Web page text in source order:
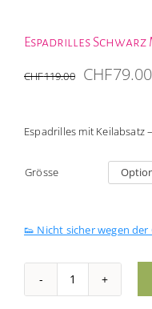
Espadrilles Schwarz
CHF119.00
war:
CHF79.00
Espadrilles mit Keilabsatz –
Grösse
👟 Nicht sicher wegen der
Espadrilles